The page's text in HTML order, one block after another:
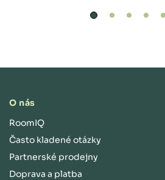
O nás
RoomIQ
Často kladené otázky
Partnerské prodejny
Doprava a platba